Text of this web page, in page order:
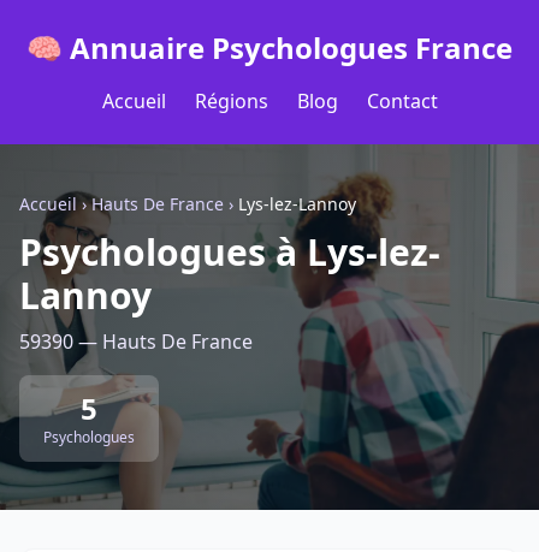
🧠 Annuaire Psychologues France
Accueil Régions Blog Contact
Accueil ›Hauts De France › Lys-lez-Lannoy
Psychologues à Lys-lez-
Lannoy
59390 — Hauts De France
5
Psychologues